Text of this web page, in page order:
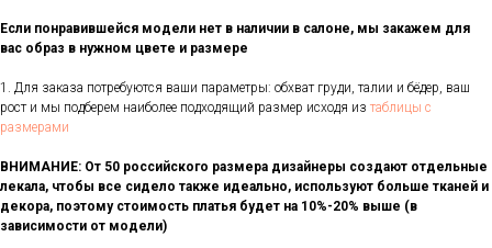
Если понравившейся модели нет в наличии в салоне, мы закажем для
вас образ в нужном цвете и размере
1. Для заказа потребуются ваши параметры: обхват груди, талии и бёдер, ваш
рост и мы подберем наиболее подходящий размер исходя из таблицы с
размерами
ВНИМАНИЕ: От 50 российского размера дизайнеры создают отдельные
лекала, чтобы все сидело также идеально, используют больше тканей и
декора, поэтому стоимость платья будет на 10%-20% выше (в
зависимости от модели)